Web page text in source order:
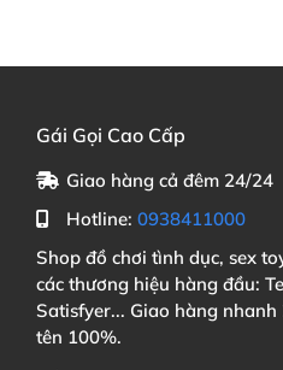
Gái Gọi Cao Cấp
Giao hàng cả đêm 24/24
Hotline: 0938411000
Shop đồ chơi tình dục, sex
các thương hiệu hàng đầu:
Satisfyer... Giao hàng
tên 100%.